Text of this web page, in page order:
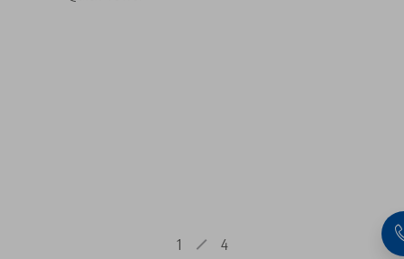
1 4